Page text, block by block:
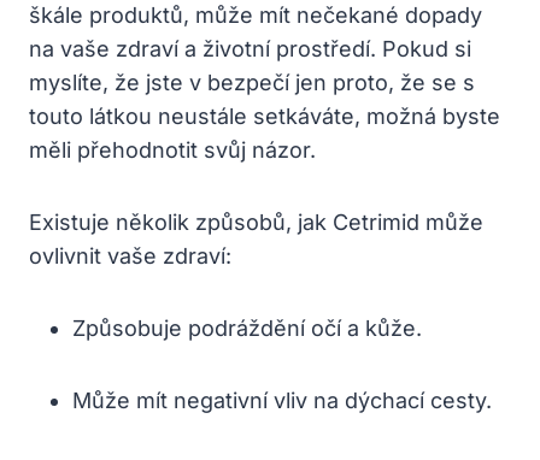
škále produktů, může mít nečekané dopady
na vaše zdraví a životní prostředí. Pokud si
myslíte, že jste v bezpečí jen proto, že se s
touto látkou neustále setkáváte, možná byste
měli přehodnotit svůj názor.
Existuje několik způsobů, jak Cetrimid může
ovlivnit vaše zdraví:
Způsobuje podráždění očí a kůže.
Může mít negativní vliv na dýchací cesty.